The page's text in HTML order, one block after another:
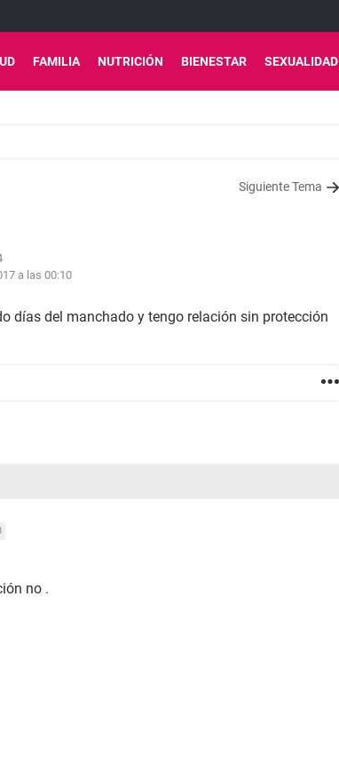
FAMILIA NUTRICIÓN BIENESTAR SEXUALIDAD
Siguiente Tema
a las 00:10
días del manchado y tengo relación sin protección
no .